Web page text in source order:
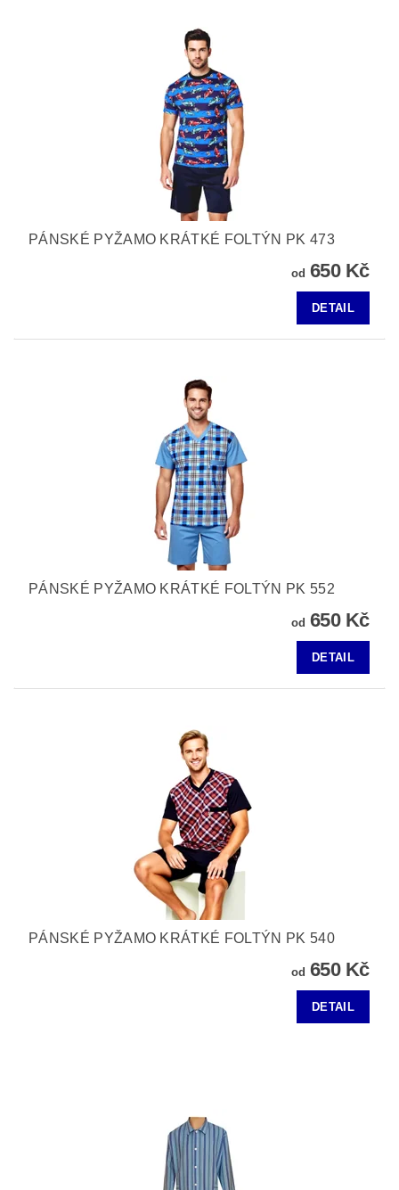
PÁNSKÉ PYŽAMO KRÁTKÉ FOLTÝN PK 473
od 650 Kč
DETAIL
PÁNSKÉ PYŽAMO KRÁTKÉ FOLTÝN PK 552
od 650 Kč
DETAIL
PÁNSKÉ PYŽAMO KRÁTKÉ FOLTÝN PK 540
od 650 Kč
DETAIL